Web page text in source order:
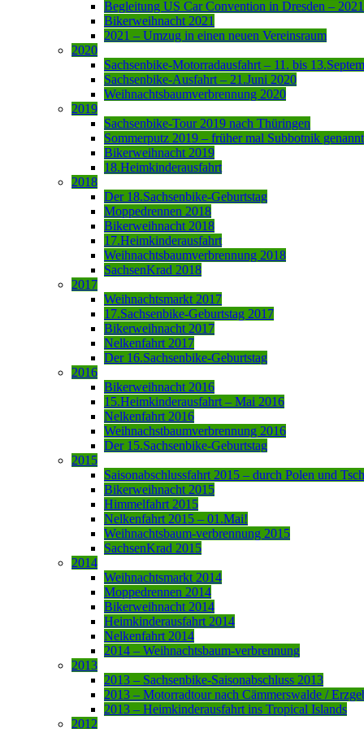
Begleitung US Car Convention in Dresden – 2021
Bikerweihnacht 2021
2021 – Umzug in einen neuen Vereinsraum
2020
Sachsenbike-Motorradausfahrt – 11. bis
Sachsenbike-Ausfahrt – 21.Juni 2020
Weihnachtsbaumverbrennung 2020
2019
Sachsenbike-Tour 2019 nach Thüringen
Sommerputz 2019 – früher mal Subbotnik genannt
Bikerweihnacht 2019
18.Heimkinderausfahrt
2018
Der 18.Sachsenbike-Geburtstag
Moppedrennen 2018
Bikerweihnacht 2018
17.Heimkinderausfahrt
Weihnachtsbaumverbrennung 2018
SachsenKrad 2018
2017
Weihnachtsmarkt 2017
17.Sachsenbike-Geburtstag 2017
Bikerweihnacht 2017
Nelkenfahrt 2017
Der 16.Sachsenbike-Geburtstag
2016
Bikerweihnacht 2016
15.Heimkinderausfahrt – Mai 2016
Nelkenfahrt 2016
Weihnachstbaumverbrennung 2016
Der 15.Sachsenbike-Geburtstag
2015
Saisonabschlussfahrt 2015 – durch Polen und
Bikerweihnacht 2015
Himmelfahrt 2015
Nelkenfahrt 2015 – 01.Mai!
Weihnachtsbaum-verbrennung 2015
SachsenKrad 2015
2014
Weihnachtsmarkt 2014
Moppedrennen 2014
Bikerweihnacht 2014
Heimkinderausfahrt 2014
Nelkenfahrt 2014
2014 – Weihnachtsbaum-verbrennung
2013
2013 – Sachsenbike-Saisonabschluss 2013
2013 – Motorradtour nach Cämmerswalde /
2013 – Heimkinderausfahrt ins Tropical Islands
2012